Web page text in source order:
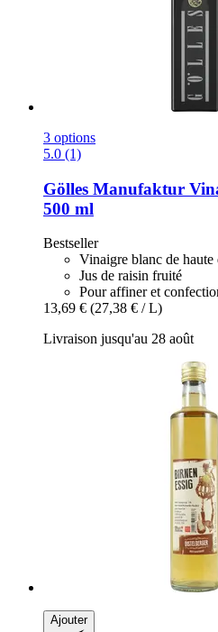
3 options
5.0 (1)
Gölles Manufaktur
500 ml
Bestseller
Vinaigre blanc de haute
Jus de raisin fruité
Pour affiner et
13,69 € (27,38 € / L)
Livraison jusqu'au 28 août
Ajouter